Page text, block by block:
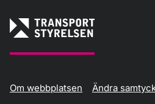
Om webbplatsen Ändra